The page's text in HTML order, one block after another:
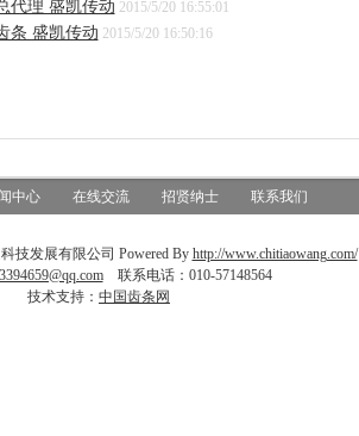
代理 盛凯传动 2015/5/20 16:55:01
条 盛凯传动 2015/5/20 16:50:16
中心 在线交流 招贤纳士 联系我们
技发展有限公司 Powered By http://www.chitiaowang.com/
联系电话：010-57148564
技术支持： 中国齿条网